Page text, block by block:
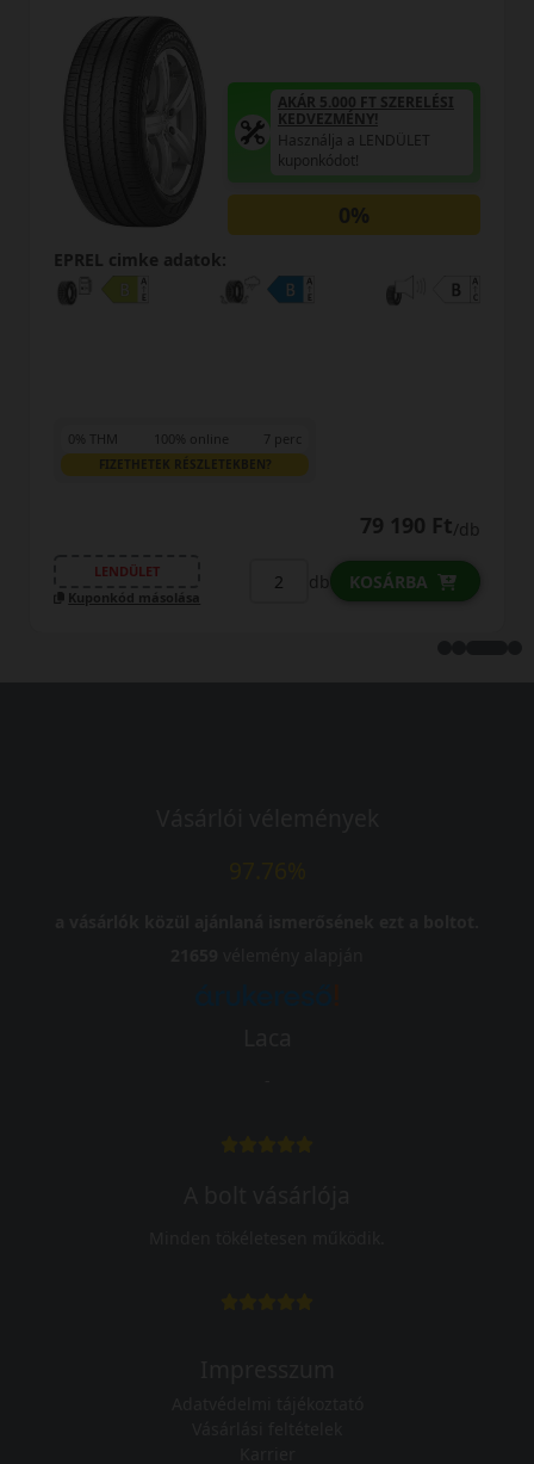
AKÁR 5.000 FT SZERELÉSI
KEDVEZMÉNY!
Használja a LENDÜLET
kuponkódot!
0%
EPREL cimke adatok:
0% THM 100% online 7 perc
FIZETHETEK RÉSZLETEKBEN?
79 190 Ft/db
LENDÜLET
Kuponkód másolása
db KOSÁRBA